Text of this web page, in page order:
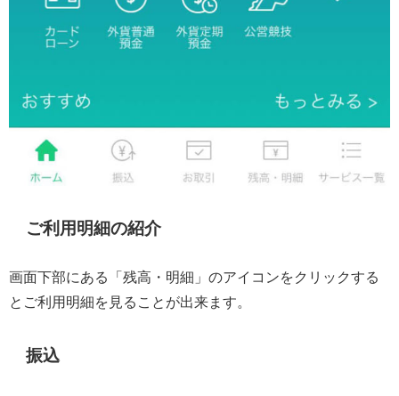
ご利用明細の紹介
画面下部にある「残高・明細」のアイコンをクリックする
とご利用明細を見ることが出来ます。
振込